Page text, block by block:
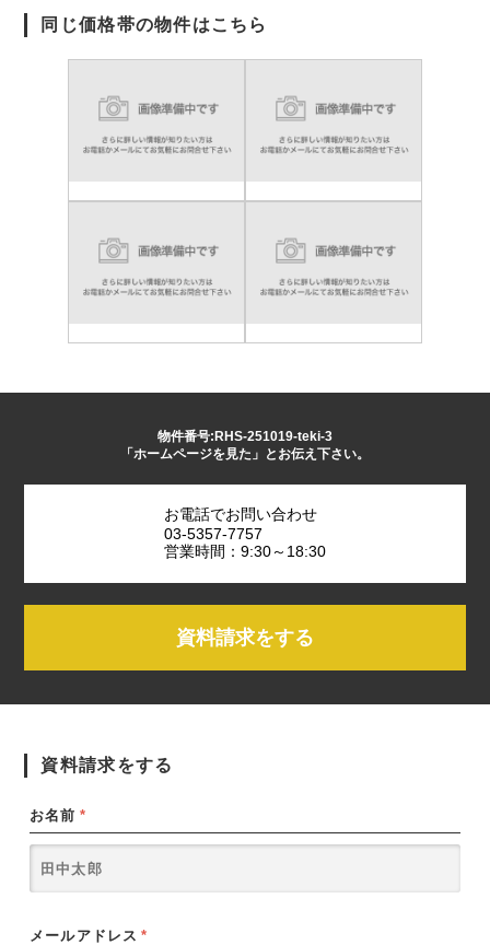
同じ価格帯の物件はこちら
物件番号:RHS-251019-teki-3
「ホームページを見た」とお伝え下さい。
お電話でお問い合わせ
03-5357-7757
営業時間：9:30～18:30
資料請求をする
資料請求をする
お名前 *
メールアドレス *